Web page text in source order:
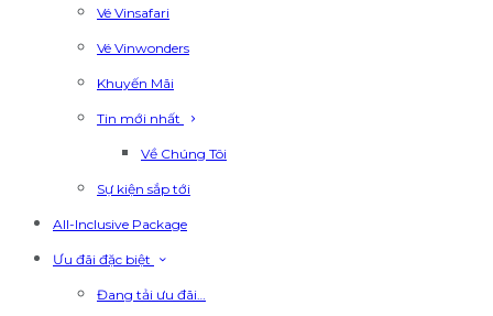
Vé Vinsafari
Vé Vinwonders
Khuyến Mãi
Tin mới nhất
Về Chúng Tôi
Sự kiện sắp tới
All-Inclusive Package
Ưu đãi đặc biệt
Đang tải ưu đãi…